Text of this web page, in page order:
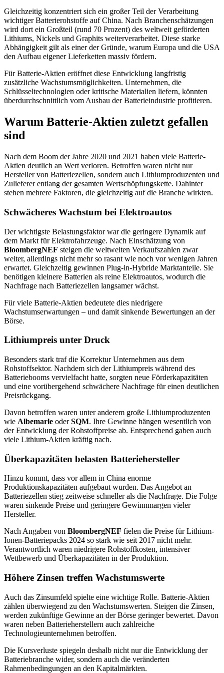
Gleichzeitig konzentriert sich ein großer Teil der Verarbeitung
wichtiger Batterierohstoffe auf China. Nach Branchenschätzungen
wird dort ein Großteil (rund 70 Prozent) des weltweit geförderten
Lithiums, Nickels und Graphits weiterverarbeitet. Diese starke
Abhängigkeit gilt als einer der Gründe, warum Europa und die USA
den Aufbau eigener Lieferketten massiv fördern.
Für Batterie-Aktien eröffnet diese Entwicklung langfristig
zusätzliche Wachstumsmöglichkeiten. Unternehmen, die
Schlüsseltechnologien oder kritische Materialien liefern, könnten
überdurchschnittlich vom Ausbau der Batterieindustrie profitieren.
Warum Batterie-Aktien zuletzt gefallen
sind
Nach dem Boom der Jahre 2020 und 2021 haben viele Batterie-
Aktien deutlich an Wert verloren. Betroffen waren nicht nur
Hersteller von Batteriezellen, sondern auch Lithiumproduzenten und
Zulieferer entlang der gesamten Wertschöpfungskette. Dahinter
stehen mehrere Faktoren, die gleichzeitig auf die Branche wirkten.
Schwächeres Wachstum bei Elektroautos
Der wichtigste Belastungsfaktor war die geringere Dynamik auf
dem Markt für Elektrofahrzeuge. Nach Einschätzung von
BloombergNEF steigen die weltweiten Verkaufszahlen zwar
weiter, allerdings nicht mehr so rasant wie noch vor wenigen Jahren
erwartet. Gleichzeitig gewinnen Plug-in-Hybride Marktanteile. Sie
benötigen kleinere Batterien als reine Elektroautos, wodurch die
Nachfrage nach Batteriezellen langsamer wächst.
Für viele Batterie-Aktien bedeutete dies niedrigere
Wachstumserwartungen – und damit sinkende Bewertungen an der
Börse.
Lithiumpreis unter Druck
Besonders stark traf die Korrektur Unternehmen aus dem
Rohstoffsektor. Nachdem sich der Lithiumpreis während des
Batteriebooms vervielfacht hatte, sorgten neue Förderkapazitäten
und eine vorübergehend schwächere Nachfrage für einen deutlichen
Preisrückgang.
Davon betroffen waren unter anderem große Lithiumproduzenten
wie Albemarle oderSQM. Ihre Gewinne hängen wesentlich von
der Entwicklung der Rohstoffpreise ab. Entsprechend gaben auch
viele Lithium-Aktien kräftig nach.
Überkapazitäten belasten Batteriehersteller
Hinzu kommt, dass vor allem in China enorme
Produktionskapazitäten aufgebaut wurden. Das Angebot an
Batteriezellen stieg zeitweise schneller als die Nachfrage. Die Folge
waren sinkende Preise und geringere Gewinnmargen vieler
Hersteller.
Nach Angaben von BloombergNEF fielen die Preise für Lithium-
Ionen-Batteriepacks 2024 so stark wie seit 2017 nicht mehr.
Verantwortlich waren niedrigere Rohstoffkosten, intensiver
Wettbewerb und Überkapazitäten in der Produktion.
Höhere Zinsen treffen Wachstumswerte
Auch das Zinsumfeld spielte eine wichtige Rolle. Batterie-Aktien
zählen überwiegend zu den Wachstumswerten. Steigen die Zinsen,
werden zukünftige Gewinne an der Börse geringer bewertet. Davon
waren neben Batterieherstellern auch zahlreiche
Technologieunternehmen betroffen.
Die Kursverluste spiegeln deshalb nicht nur die Entwicklung der
Batteriebranche wider, sondern auch die veränderten
Rahmenbedingungen an den Kapitalmärkten.